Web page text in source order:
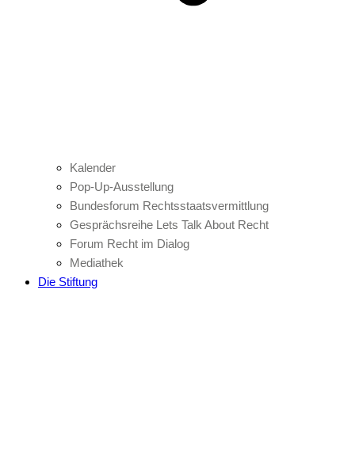
Kalender
Pop-Up-Ausstellung
Bundesforum Rechtsstaatsvermittlung
Gesprächsreihe Lets Talk About Recht
Forum Recht im Dialog
Mediathek
Die Stiftung